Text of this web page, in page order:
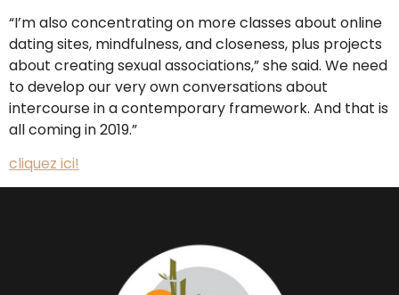
“I’m also concentrating on more classes about online
dating sites, mindfulness, and closeness, plus projects
about creating sexual associations,” she said. We need
to develop our very own conversations about
intercourse in a contemporary framework. And that is
all coming in 2019.”
cliquez ici!